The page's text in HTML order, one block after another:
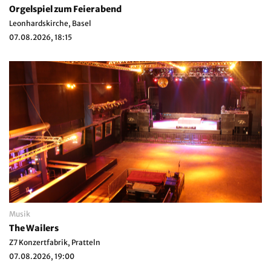
Orgelspiel zum Feierabend
Leonhardskirche, Basel
07.08.2026, 18:15
Musik
The Wailers
Z7 Konzertfabrik, Pratteln
07.08.2026, 19:00